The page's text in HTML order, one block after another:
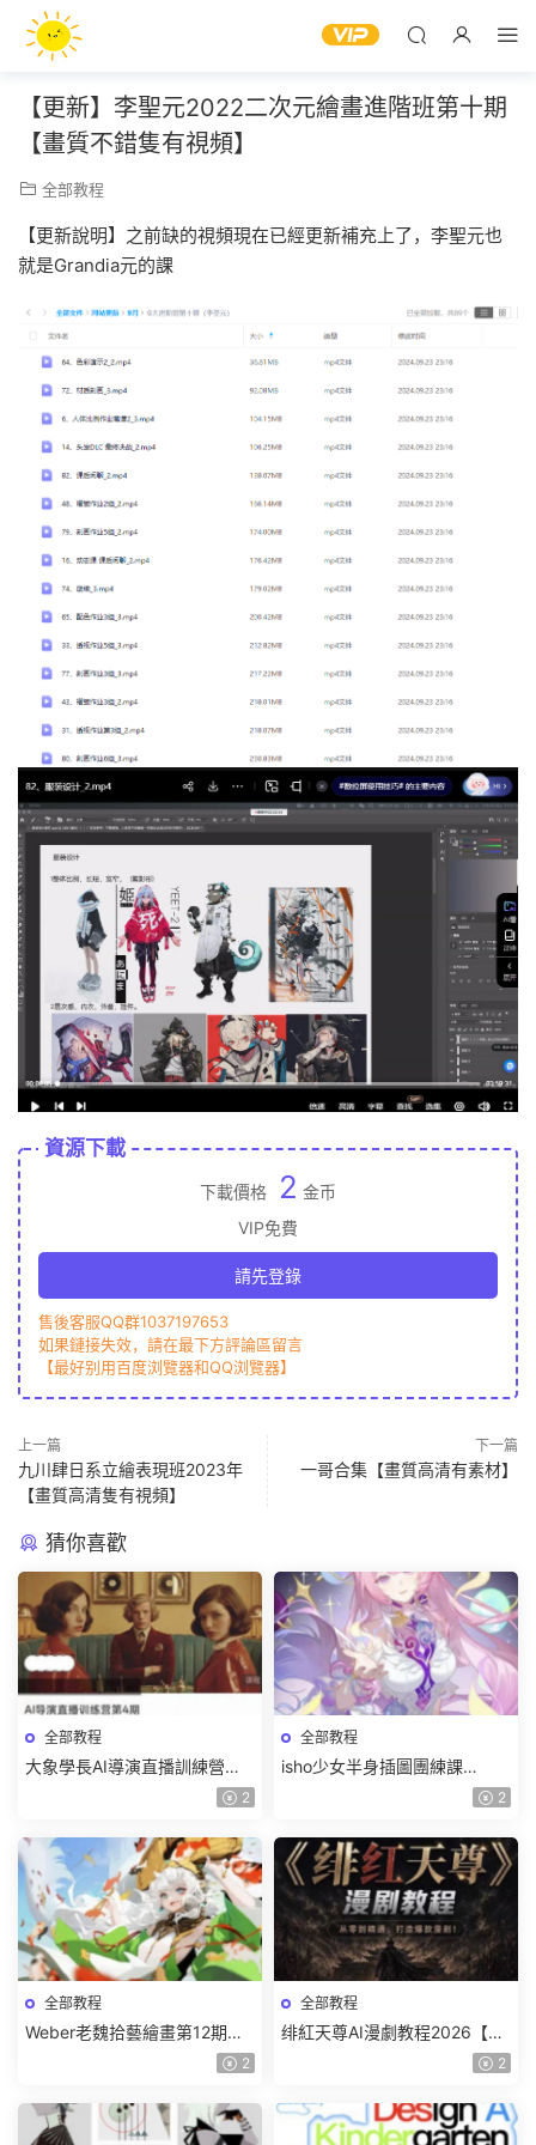
【更新】李聖元2022二次元繪畫進階班第十期
【畫質不錯隻有視頻】
全部教程
【更新說明】之前缺的視頻現在已經更新補充上了，李聖元也
就是Grandia元的課
資源下載
下載價格 2 金币
VIP免費
請先登錄
售後客服QQ群1037197653
如果鏈接失效，請在最下方評論區留言
【最好别用百度浏覽器和QQ浏覽器】
上一篇
九川肆日系立繪表現班2023年
【畫質高清隻有視頻】
下一篇
一哥合集【畫質高清有素材】
猜你喜歡
全部教程
大象學長AI導演直播訓練營第4
期2026【畫質高清有資料】 2
全部教程
isho少女半身插圖團練課
2026【畫質高清隻有視頻】 2
全部教程
Weber老魏拾藝繪畫第12期角
色特訓班【畫質不錯隻有視
2
全部教程
绯紅天尊AI漫劇教程2026【畫
2